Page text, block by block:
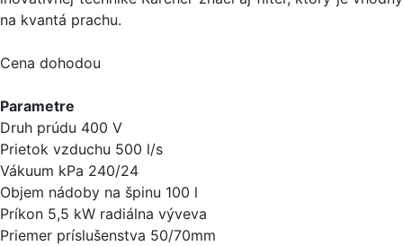
na kvantá prachu.
Cena dohodou
Parametre
Druh prúdu 400 V
Prietok vzduchu 500 l/s
Vákuum kPa 240/24
Objem nádoby na špinu 100 l
Príkon 5,5 kW radiálna výveva
Priemer príslušenstva 50/70mm